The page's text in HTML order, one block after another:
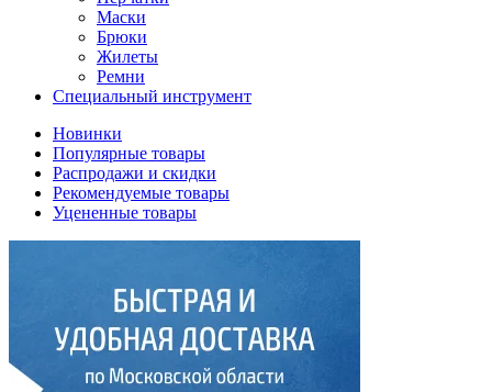
Маски
Брюки
Жилеты
Ремни
Специальный инструмент
Новинки
Популярные товары
Распродажи и скидки
Рекомендуемые товары
Уцененные товары